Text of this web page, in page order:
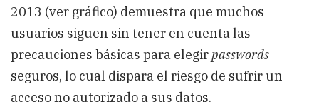
2013 (ver gráfico) demuestra que muchos
usuarios siguen sin tener en cuenta las
precauciones básicas para elegirpasswords
seguros, lo cual dispara el riesgo de sufrir un
acceso no autorizado a sus datos.